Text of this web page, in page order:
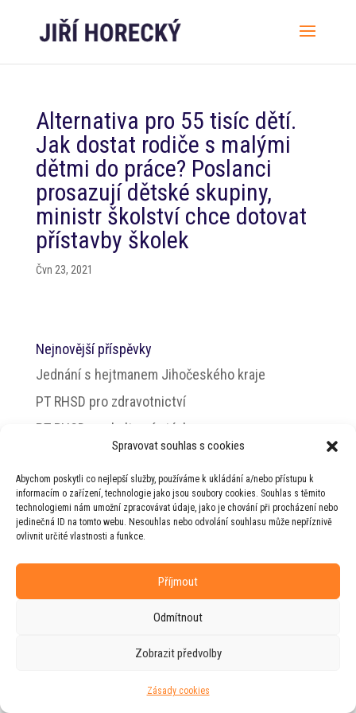
Spravovat souhlas s cookies
Abychom poskytli co nejlepší služby, používáme k ukládání a/nebo přístupu k
informacím o zařízení, technologie jako jsou soubory cookies. Souhlas s těmito
technologiemi nám umožní zpracovávat údaje, jako je chování při procházení nebo
jedinečná ID na tomto webu. Nesouhlas nebo odvolání souhlasu může nepříznivě
ovlivnit určité vlastnosti a funkce.
Příjmout
Odmítnout
Zobrazit předvolby
Zásady cookies
Alternativa pro 55 tisíc dětí.
Jak dostat rodiče s malými
dětmi do práce? Poslanci
prosazují dětské skupiny,
ministr školství chce dotovat
přístavby školek
Čvn 23, 2021
Nejnovější příspěvky
Jednání s hejtmanem Jihočeského kraje
PT RHSD pro zdravotnictví
PT RHSD pro kulturní otázky
Rada vlády pro duševní zdraví
© 2026 Jiří Horecký – Osobní stránky Jiřího
Web vytvořila firmaRUDI
agenturouZEST BRAND.